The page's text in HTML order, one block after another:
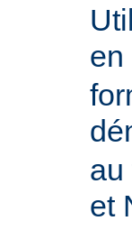
en
au
et